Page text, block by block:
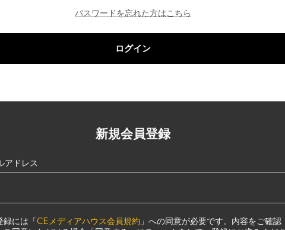
パスワードを忘れた方はこちら
ログイン
新規会員登録
アドレス
録には「CEメディアハウス会員規約 」への同意が必要です。内容をご確認